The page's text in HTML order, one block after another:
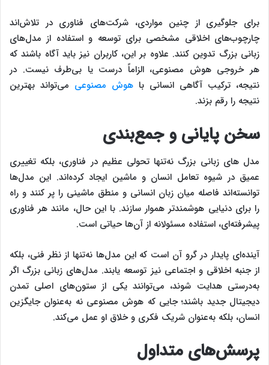
برای جلوگیری از چنین مواردی، شرکت‌های فناوری در تلاش‌اند
چارچوب‌های اخلاقی مشخصی برای توسعه و استفاده از مدل‌های
زبانی بزرگ تدوین کنند. علاوه بر این، کاربران نیز باید آگاه باشند که
هر خروجی هوش مصنوعی، الزاماً درست یا بی‌طرف نیست. در
نتیجه، ترکیب آگاهی انسانی با هوش مصنوعی می‌تواند بهترین
نتیجه را رقم بزند.
سخن پایانی و جمع‌بندی
مدل‌ های زبانی بزرگ نه‌تنها تحولی عظیم در فناوری، بلکه تغییری
عمیق در شیوه تعامل انسان و ماشین ایجاد کرده‌اند. این مدل‌ها
توانسته‌اند فاصله میان زبان انسانی و منطق ماشینی را پر کنند و راه
را برای دنیایی هوشمندتر هموار سازند. با این حال، مانند هر فناوری
پیشرفته‌ای، استفاده مسئولانه از آن‌ها حیاتی است.
آینده‌ای پایدار در گرو آن است که این مدل‌ها نه‌تنها از نظر فنی، بلکه
از جنبه اخلاقی و اجتماعی نیز توسعه یابند. مدل‌های زبانی بزرگ اگر
به‌درستی هدایت شوند، می‌توانند یکی از ستون‌های اصلی تمدن
دیجیتال جدید باشند؛ جایی که هوش مصنوعی نه به‌عنوان جایگزین
انسان، بلکه به‌عنوان شریک فکری و خلاق او عمل می‌کند.
پرسش‌های متداول